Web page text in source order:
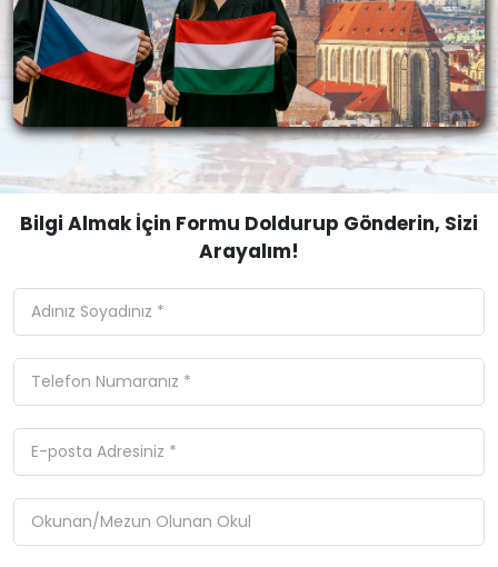
Bilgi Almak İçin Formu Doldurup Gönderin, Sizi
Arayalım!